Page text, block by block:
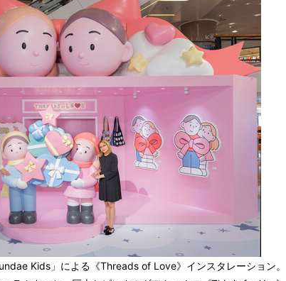
Kids」による《Threads of Love》インスタレーション。